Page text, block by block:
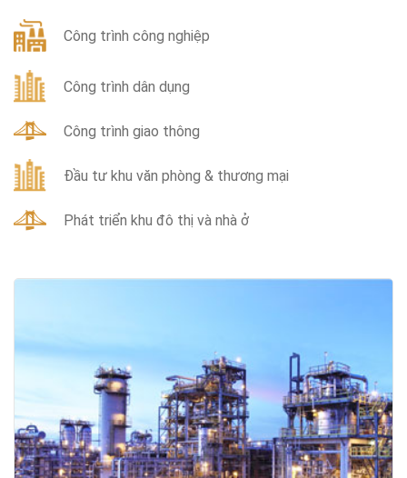
Công trình công nghiệp
Công trình dân dụng
Công trình giao thông
Đầu tư khu văn phòng & thương mại
Phát triển khu đô thị và nhà ở